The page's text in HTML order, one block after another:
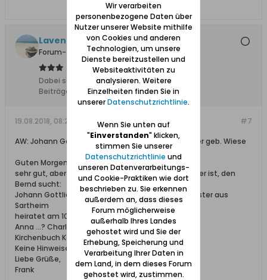
Lavendelgirl
Forum-Teilnehmer
Dabei seit:
11.01.2015
Beiträge:
4024
#7
19.08.2018, 08:21
AW: Johann Gottlieb Fischer und Anna Marie Fischer geb. Wiese
Guten Morgen lieber Peter,
sehr gut, aber es setzt natürlich voraus, dass es der ist, den
Bernd sucht:
Johann Gottlieb FISCHER, 27 Jahre alt, Tischlermeister aus
Sartheim
heiratet am 10.12.1804 in Königsberg die
Anna ...? Charlotte STALLICH, 28 Jahre alt.
Kirchenbuch Königsberg-Altrossgarten Nr.27/1804.
Keine Hinweise auf die Eltern.
Liebe Grüße,
Frank
Wir verarbeiten
personenbezogene Daten über
Nutzer unserer Website mithilfe
von Cookies und anderen
Technologien, um unsere
Dienste bereitzustellen und
Websiteaktivitäten zu
analysieren. Weitere
Einzelheiten finden Sie in
unsererDatenschutzrichtlinie.
Wenn Sie unten auf
"Einverstanden" klicken,
stimmen Sie unserer
Datenschutzrichtlinie und
unseren Datenverarbeitungs-
und Cookie-Praktiken wie dort
beschrieben zu. Sie erkennen
außerdem an, dass dieses
Forum möglicherweise
außerhalb Ihres Landes
gehostet wird und Sie der
Erhebung, Speicherung und
Verarbeitung Ihrer Daten in
dem Land, in dem dieses Forum
gehostet wird, zustimmen.